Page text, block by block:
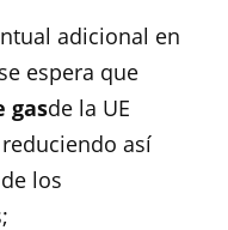
adicional en
espera que
gasde la UE
así
los